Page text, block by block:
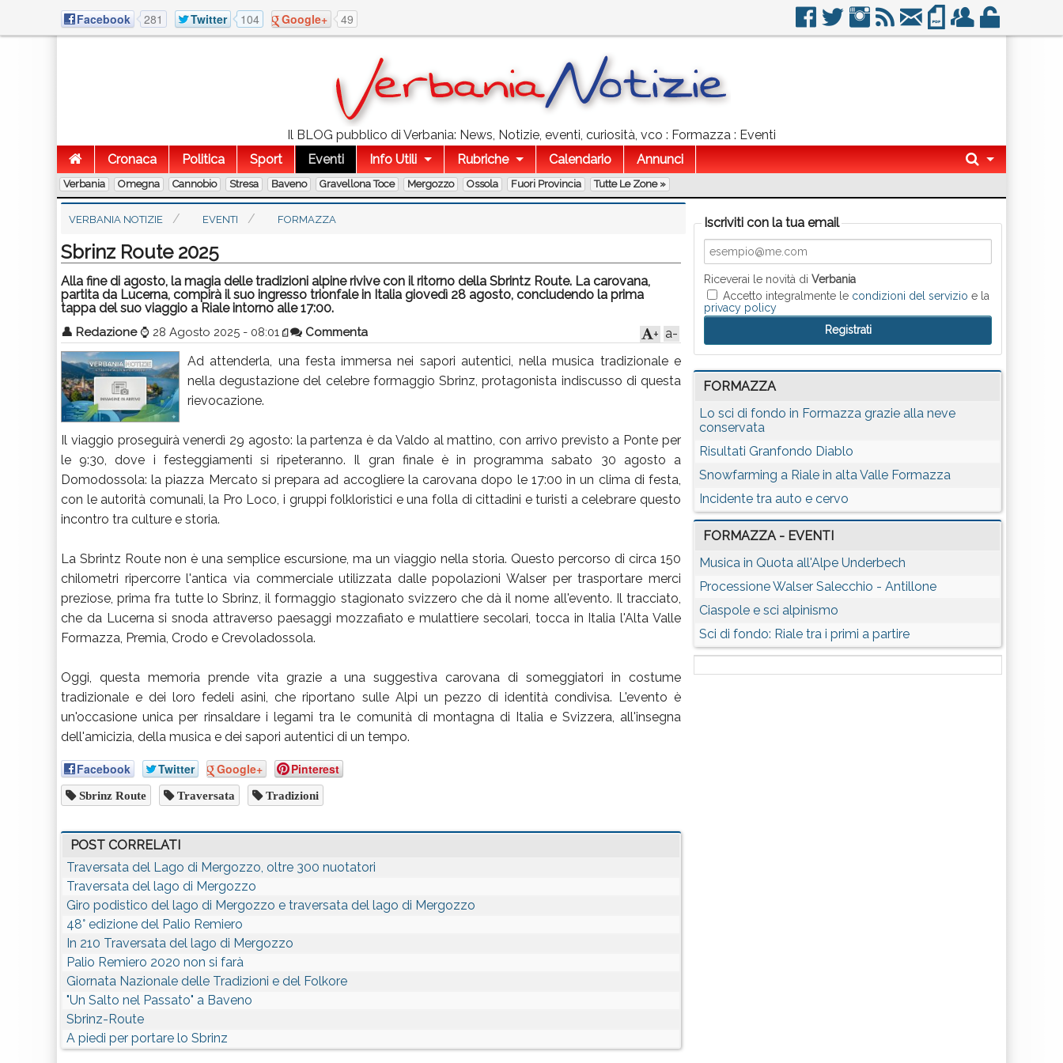
Facebook 281 Twitter 104 Google+ 49
Il BLOG pubblico di Verbania: News, Notizie, eventi, curiosità, vco : Formazza : Eventi
Cronaca
Politica Sport Eventi Info Utili Rubriche Calendario Annunci
Verbania Omegna Cannobio Stresa Baveno Gravellona Toce Mergozzo Ossola Fuori Provincia Tutte Le Zone »
VERBANIA NOTIZIE EVENTI FORMAZZA
Sbrinz Route 2025
Alla fine di agosto, la magia delle tradizioni alpine rivive con il ritorno della Sbrintz Route. La carovana,
partita da Lucerna, compirà il suo ingresso trionfale in Italia giovedì 28 agosto, concludendo la prima
tappa del suo viaggio a Riale intorno alle 17:00.
👤 Redazione ⌚ 28 Agosto 2025 - 08:01 Commenta a-
+
Ad attenderla, una festa immersa nei sapori autentici, nella musica tradizionale e
nella degustazione del celebre formaggio Sbrinz, protagonista indiscusso di questa
rievocazione.
Il viaggio proseguirà venerdì 29 agosto: la partenza è da Valdo al mattino, con arrivo previsto a Ponte per
le 9:30, dove i festeggiamenti si ripeteranno. Il gran finale è in programma sabato 30 agosto a
Domodossola: la piazza Mercato si prepara ad accogliere la carovana dopo le 17:00 in un clima di festa,
con le autorità comunali, la Pro Loco, i gruppi folkloristici e una folla di cittadini e turisti a celebrare questo
incontro tra culture e storia.
La Sbrintz Route non è una semplice escursione, ma un viaggio nella storia. Questo percorso di circa 150
chilometri ripercorre l'antica via commerciale utilizzata dalle popolazioni Walser per trasportare merci
preziose, prima fra tutte lo Sbrinz, il formaggio stagionato svizzero che dà il nome all'evento. Il tracciato,
che da Lucerna si snoda attraverso paesaggi mozzafiato e mulattiere secolari, tocca in Italia l'Alta Valle
Formazza, Premia, Crodo e Crevoladossola.
Oggi, questa memoria prende vita grazie a una suggestiva carovana di someggiatori in costume
tradizionale e dei loro fedeli asini, che riportano sulle Alpi un pezzo di identità condivisa. L'evento è
un'occasione unica per rinsaldare i legami tra le comunità di montagna di Italia e Svizzera, all'insegna
dell'amicizia, della musica e dei sapori autentici di un tempo.
Facebook Twitter Google+ Pinterest
Sbrinz Route Traversata Tradizioni
POST CORRELATI
Traversata del Lago di Mergozzo, oltre 300 nuotatori
Traversata del lago di Mergozzo
Giro podistico del lago di Mergozzo e traversata del lago di Mergozzo
48° edizione del Palio Remiero
In 210 Traversata del lago di Mergozzo
Palio Remiero 2020 non si farà
Giornata Nazionale delle Tradizioni e del Folkore
"Un Salto nel Passato" a Baveno
Sbrinz-Route
A piedi per portare lo Sbrinz
Iscriviti con la tua email
Riceverai le novità diVerbania
Accetto integralmente le condizioni del servizio e la
privacy policy
FORMAZZA
Lo sci di fondo in Formazza grazie alla neve
conservata
Risultati Granfondo Diablo
Snowfarming a Riale in alta Valle Formazza
Incidente tra auto e cervo
FORMAZZA - EVENTI
Musica in Quota all'Alpe Underbech
Processione Walser Salecchio - Antillone
Ciaspole e sci alpinismo
Sci di fondo: Riale tra i primi a partire